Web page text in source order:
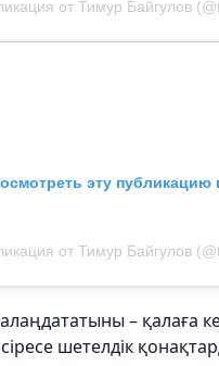
от Тимур Байгулов
эту публикацию
от Тимур Байгулов
– қалаға
шетелдік